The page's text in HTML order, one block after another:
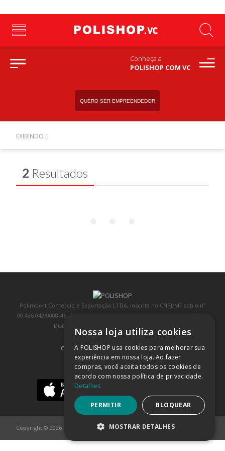
Conheça a
POLISHOP COM VC
QUERO SER EMPREENDEDOR
EXIBINDO
2 Resultados
Polimport Comércio e Exportação LTDA, inscrita no CNPJ/MF sob o nº
00.436.042/0008-46, IE 407.458.707.103, com sede na Rua Kanebo, nº 175,
Distrito Industrial, Jundiaí/SP, CEP: 13213-090
COMPRA 100% SEGURA (SAIBA MAIS)
BAIXE NOSSO APP
Copyright © 2026
Nossa loja utiliza cookies
A POLISHOP usa cookies para melhorar sua
experiência em nossa loja. Ao fazer
compras, você aceita todos os cookies de
acordo com nossa política de privacidade.
Detalhes
PERMITIR BLOQUEAR
MOSTRAR DETALHES
ESTRITAMENTE NECESSÁRIOS